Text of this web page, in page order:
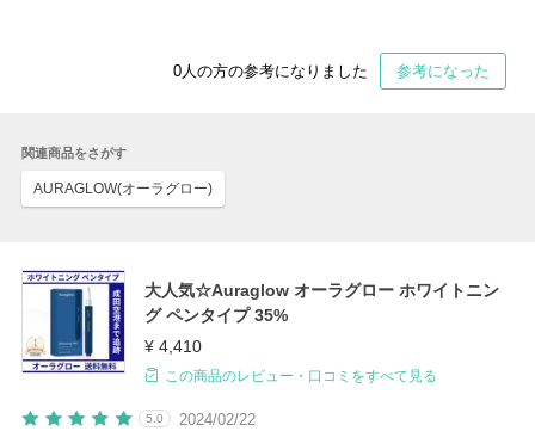
0 人の方の参考になりました 参考になった
関連商品をさがす
AURAGLOW(オーラグロー)
大人気☆Auraglow オーラグロー ホワイトニン
グ ペンタイプ 35%
¥ 4,410
この商品のレビュー・口コミをすべて見る
2024/02/22
5.0